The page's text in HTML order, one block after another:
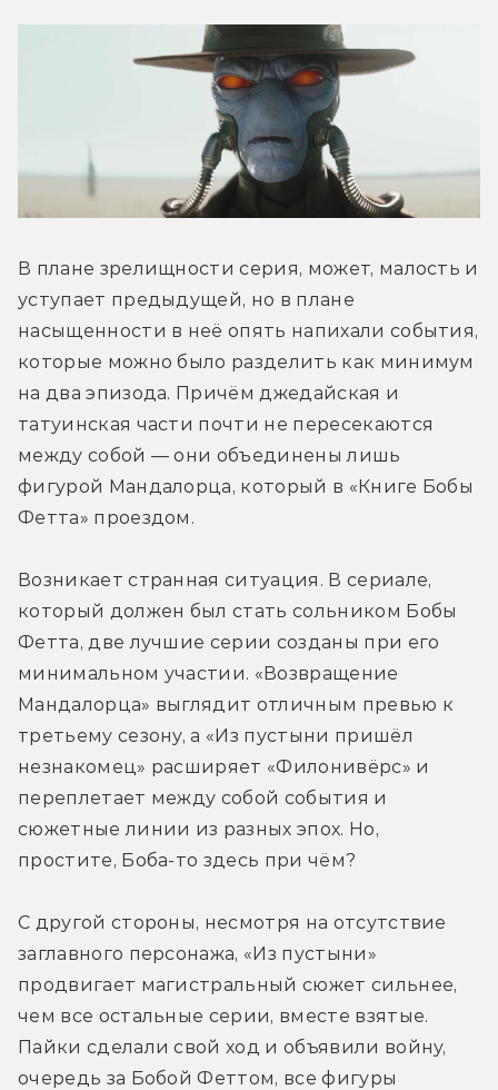
В плане зрелищности серия, может, малость и
уступает предыдущей, но в плане
насыщенности в неё опять напихали события,
которые можно было разделить как минимум
на два эпизода. Причём джедайская и
татуинская части почти не пересекаются
между собой — они объединены лишь
фигурой Мандалорца, который в «Книге Бобы
Фетта» проездом.
Возникает странная ситуация. В сериале,
который должен был стать сольником Бобы
Фетта, две лучшие серии созданы при его
минимальном участии. «Возвращение
Мандалорца» выглядит отличным превью к
третьему сезону, а «Из пустыни пришёл
незнакомец» расширяет «Филонивёрс» и
переплетает между собой события и
сюжетные линии из разных эпох. Но,
простите, Боба-то здесь при чём?
С другой стороны, несмотря на отсутствие
заглавного персонажа, «Из пустыни»
продвигает магистральный сюжет сильнее,
чем все остальные серии, вместе взятые.
Пайки сделали свой ход и объявили войну,
очередь за Бобой Феттом, все фигуры